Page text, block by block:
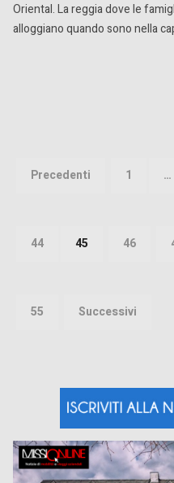
Oriental. La reggia dove le
alloggiano quando sono nella
degli
articoli
Precedenti 1 …
44 45 46
55 Successivi